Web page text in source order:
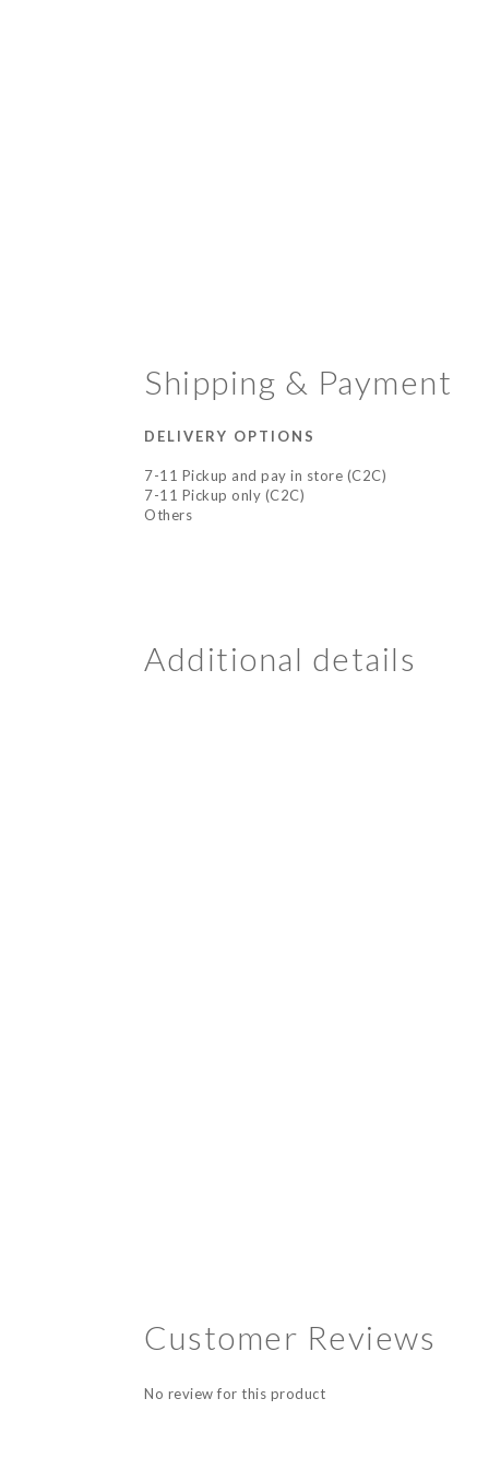
Shipping & Payment
DELIVERY OPTIONS
7-11 Pickup and pay in store (C2C)
7-11 Pickup only (C2C)
Others
Additional details
Customer Reviews
No review for this product